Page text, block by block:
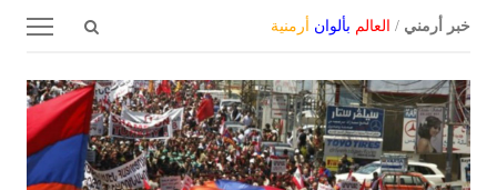
Open
Menu
خبر أرمني / العالم بألوان أرمنية